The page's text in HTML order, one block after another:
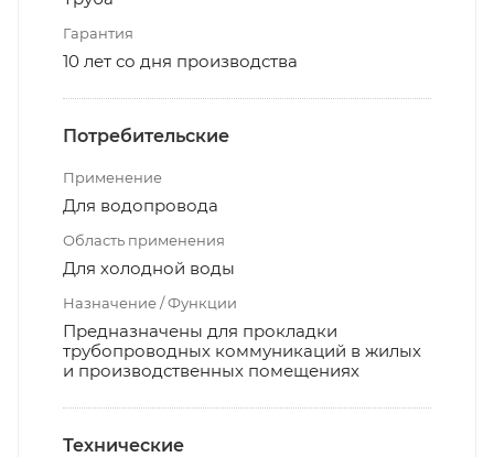
Гарантия
10 лет со дня производства
Потребительские
Применение
Для водопровода
Область применения
Для холодной воды
Назначение / Функции
Предназначены для прокладки
трубопроводных коммуникаций в жилых
и производственных помещениях
Технические